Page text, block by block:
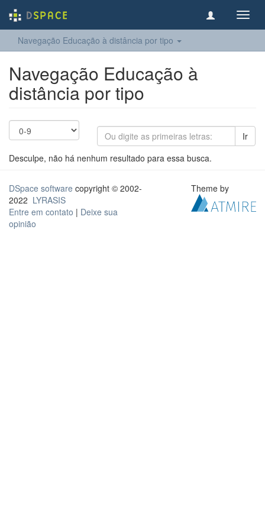
Navegação Educação à distância por tipo
Navegação Educação à
distância por tipo
Ir
Desculpe, não há nenhum resultado para essa busca.
DSpace software copyright © 2002-
2022 LYRASIS
Entre em contato | Deixe sua
opinião
Theme by